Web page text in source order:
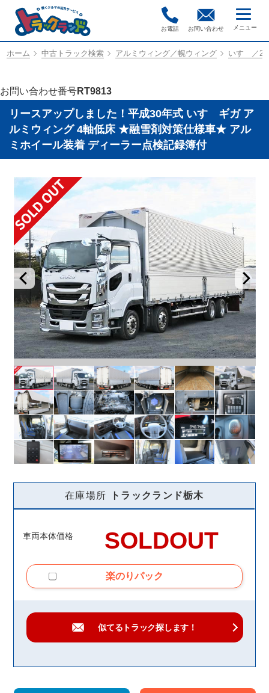
お電話 お問い合わせ
ホーム 中古トラック検索 アルミウィング／幌ウィング いすゞ／
お問い合わせ番号RT9813
リースアップしました！平成30年式 いすゞギガ ア
ルミウィング 4軸低床 ★融雪剤対策仕様車★ アル
ミホイール装着 ディーラー点検記録簿付
在庫場所 トラックランド栃木
車両本体価格 SOLDOUT
楽のりパック
似てるトラック探します！